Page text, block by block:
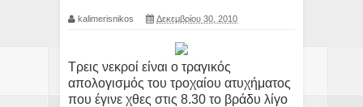
kalimerisnikos Δεκεμβρίου 30, 2010
Τρεις νεκροί είναι ο τραγικός
απολογισμός του τροχαίου ατυχήματος
που έγινε χθες στις 8.30 το βράδυ λίγο